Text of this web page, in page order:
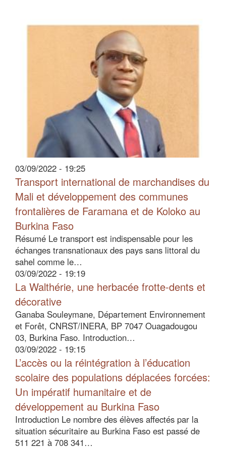
03/09/2022 - 19:25
Transport international de marchandises du
Mali et développement des communes
frontalières de Faramana et de Koloko au
Burkina Faso
Résumé Le transport est indispensable pour les
échanges transnationaux des pays sans littoral du
sahel comme le…
03/09/2022 - 19:19
La Walthérie, une herbacée frotte-dents et
décorative
Ganaba Souleymane, Département Environnement
et Forêt, CNRST/INERA, BP 7047 Ouagadougou
03, Burkina Faso. Introduction…
03/09/2022 - 19:15
L’accès ou la réintégration à l’éducation
scolaire des populations déplacées forcées:
Un impératif humanitaire et de
développement au Burkina Faso
Introduction Le nombre des élèves affectés par la
situation sécuritaire au Burkina Faso est passé de
511 221 à 708 341…